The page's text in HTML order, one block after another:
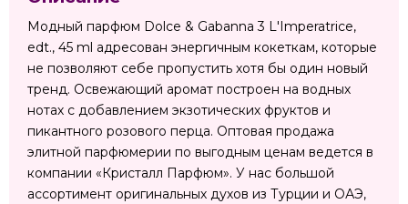
Модный парфюм Dolce & Gabanna 3 L'Imperatrice,
edt., 45 ml адресован энергичным кокеткам, которые
не позволяют себе пропустить хотя бы один новый
тренд. Освежающий аромат построен на водных
нотах с добавлением экзотических фруктов и
пикантного розового перца. Оптовая продажа
элитной парфюмерии по выгодным ценам ведется в
компании «Кристалл Парфюм». У нас большой
ассортимент оригинальных духов из Турции и ОАЭ,